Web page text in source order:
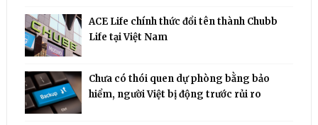
ACE Life chính thức đổi tên thành Chubb
Life tại Việt Nam
Chưa có thói quen dự phòng bằng bảo
hiểm, người Việt bị động trước rủi ro